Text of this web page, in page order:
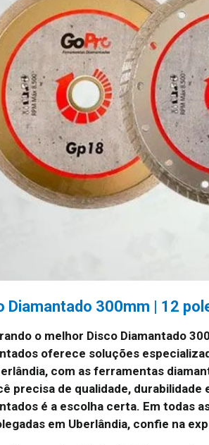
Diamantado 300mm | 12
o melhor Disco Diamantado
oferece soluções
com as ferramentas
precisa de qualidade, durabilidade
é a escolha certa. Em todas
em Uberlândia, confie na